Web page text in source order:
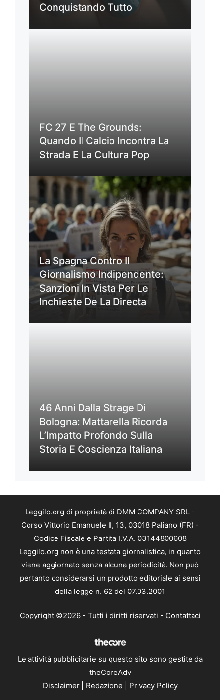
Conquistando Tutto
FC 27 E The Grounds:
Quando Il Calcio Incontra La
Strada E La Cultura Pop
La Spagna Contro Il
Giornalismo Indipendente:
Sanzioni In Vista Per Le
Inchieste De La Directa
46 Anni Dalla Strage Di
Bologna: Mattarella Ricorda
L’Impatto Profondo Sulla
Storia E Coscienza Italiana
Leggilo.org di proprietà di DMM COMPANY SRL -
Corso Vittorio Emanuele II, 13, 03018 Paliano (FR) -
Codice Fiscale e Partita I.V.A. 03144800608
Leggilo.org non è una testata giornalistica, in quanto
viene aggiornato senza alcuna periodicità. Non può
pertanto considerarsi un prodotto editoriale ai sensi
della legge n. 62 del 07.03.2001
Copyright ©2026 - Tutti i diritti riservati - Contattaci
Le attività pubblicitarie su questo sito sono gestite da
theCoreAdv
Disclaimer| Redazione Privacy Policy